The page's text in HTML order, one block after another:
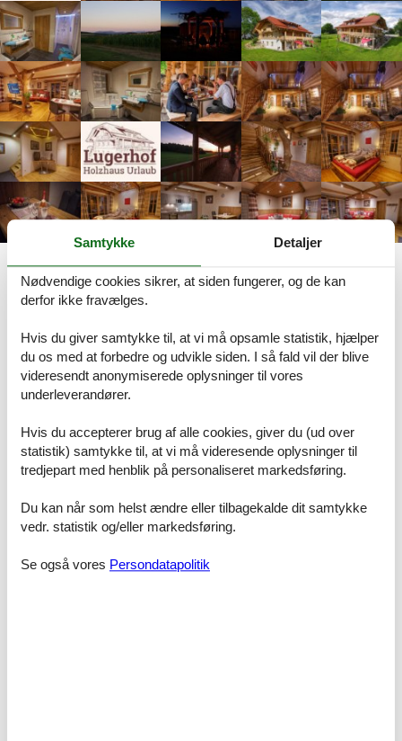
Beskrivelse
Beskrivelsen foreligger desværre ikke på Dansk. Se teksten på
Tysk nedenfor, eller se den maskinoversatte tekst påDansk
Holzhaus Lugerhof, Ferienwohnung Holzbock
Höhepunkten. Rustikale Altholzbetten und Whirlbadewanne laden
zum Relaxen ein. Herrliche Aussicht von Balkon und Terrasse. Zu
allen Anlässen wie Geburtstage, Hochzeiten und andere
beherbergen. Oldtimer-Ausfahrten mit Fahrer können bei uns
gebucht werden. Ab Herbst 2020 können Sie sich in einem Außen
Hot Tub für 70,00 EUR/Tag verwöhnen lassen.
Konditionen
Samtykke Detaljer
Nødvendige cookies sikrer, at siden fungerer, og de kan
derfor ikke fravælges.
Hvis du giver samtykke til, at vi må opsamle statistik, hjælper
du os med at forbedre og udvikle siden. I så fald vil der blive
videresendt anonymiserede oplysninger til vores
underleverandører.
Hvis du accepterer brug af alle cookies, giver du (ud over
statistik) samtykke til, at vi må videresende oplysninger til
tredjepart med henblik på personaliseret markedsføring.
Du kan når som helst ændre eller tilbagekalde dit samtykke
vedr. statistik og/eller markedsføring.
Se også vores Persondatapolitik